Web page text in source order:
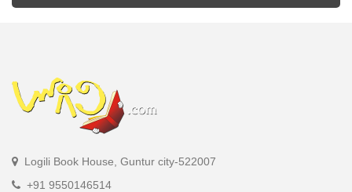
Logili Book House, Guntur city-522007
+91 9550146514